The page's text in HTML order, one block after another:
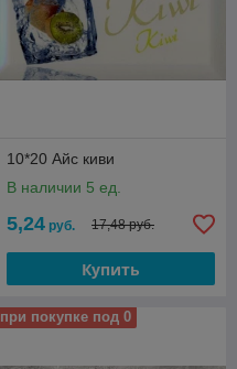
10*20 Айс киви
В наличии 5 ед.
5,24 руб. 17,48 руб.
Купить
при покупке под 0